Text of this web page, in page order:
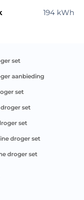
194 kWh
set
aanbieding
set
droger set
set
droger set
droger set